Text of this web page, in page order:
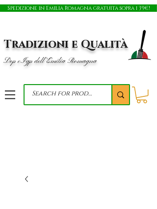
Spedizione in Emilia Romagna gratuita sopra i 39€!
Tradizioni e Qualità
Dop e Igp dell'Emilia Romagna